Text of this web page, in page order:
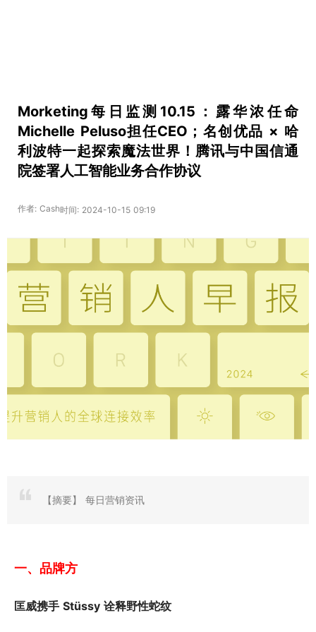
Morketing每日监测10.15：露华浓任命
Michelle Peluso担任CEO；名创优品 × 哈
利波特一起探索魔法世界！腾讯与中国信通
院签署人工智能业务合作协议
作者: Cash时间: 2024-10-15 09:19
【摘要】 每日营销资讯
一、品牌方
匡威携手 Stüssy 诠释野性蛇纹